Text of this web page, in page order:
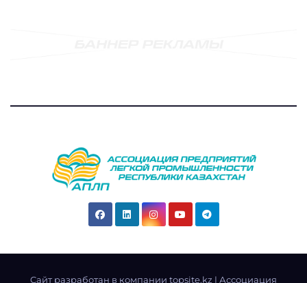
Cайт разработан в компании topsite.kz | Ассоциация